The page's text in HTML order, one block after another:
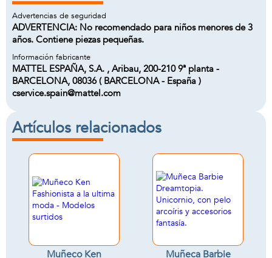
Advertencias de seguridad
ADVERTENCIA: No recomendado para niños menores de 3
años. Contiene piezas pequeñas.
Información fabricante
MATTEL ESPAÑA, S.A. , Aribau, 200-210 9ª planta -
BARCELONA, 08036 ( BARCELONA - España )
cservice.spain@mattel.com
Artículos relacionados
Muñeco Ken
Muñeca Barbie